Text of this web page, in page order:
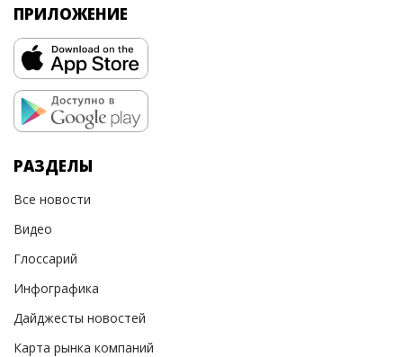
ПРИЛОЖЕНИЕ
РАЗДЕЛЫ
Все новости
Видео
Глоссарий
Инфографика
Дайджесты новостей
Карта рынка компаний